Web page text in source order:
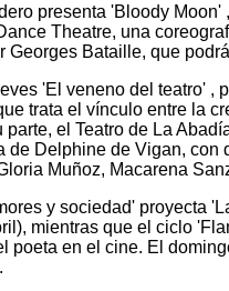
presenta 'Bloody
Theatre, una
Georges Bataille, que
'El veneno del teatro' ,
trata el vínculo entre la
el Teatro de La
de Delphine de Vigan, con
Muñoz, Macarena
y sociedad' proyecta
mientras que el ciclo
poeta en el cine. El